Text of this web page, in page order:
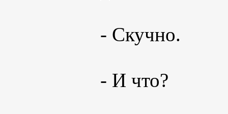
- Скучно.
- И что?